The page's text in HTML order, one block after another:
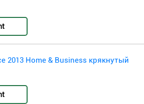
2013 Home & Business крякнутый